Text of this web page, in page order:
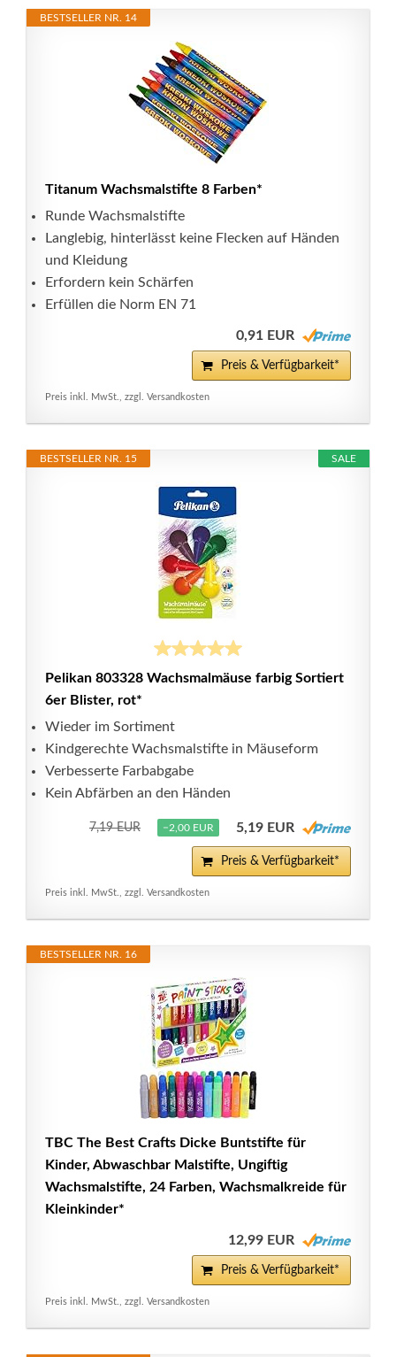
BESTSELLER NR. 14
Titanum Wachsmalstifte 8 Farben*
Runde Wachsmalstifte
Langlebig, hinterlässt keine Flecken auf Händen
und Kleidung
Erfordern kein Schärfen
Erfüllen die Norm EN 71
0,91 EUR
Preis & Verfügbarkeit*
Preis inkl. MwSt., zzgl. Versandkosten
SALE
BESTSELLER NR. 15
Pelikan 803328 Wachsmalmäuse farbig Sortiert
6er Blister, rot*
Wieder im Sortiment
Kindgerechte Wachsmalstifte in Mäuseform
Verbesserte Farbabgabe
Kein Abfärben an den Händen
7,19 EUR −2,00 EUR 5,19 EUR
Preis & Verfügbarkeit*
Preis inkl. MwSt., zzgl. Versandkosten
BESTSELLER NR. 16
TBC The Best Crafts Dicke Buntstifte für
Kinder, Abwaschbar Malstifte, Ungiftig
Wachsmalstifte, 24 Farben, Wachsmalkreide für
Kleinkinder*
12,99 EUR
Preis & Verfügbarkeit*
Preis inkl. MwSt., zzgl. Versandkosten